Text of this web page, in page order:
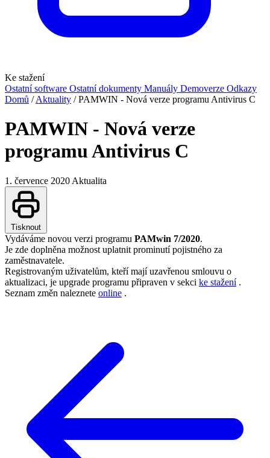
Ke stažení
Ostatní software Ostatní dokumenty Manuály Demoverze Odkazy
Domů / Aktuality / PAMWIN - Nová verze programu Antivirus C
PAMWIN - Nová verze
programu Antivirus C
1. července 2020 Aktualita
Tisknout
Vydáváme novou verzi programu PAMwin 7/2020.
Je zde doplněna možnost uplatnit prominutí pojistného za
zaměstnavatele.
Registrovaným uživatelům, kteří mají uzavřenou smlouvu o
aktualizaci, je upgrade programu připraven v sekci ke stažení.
Seznam změn naleznete online .